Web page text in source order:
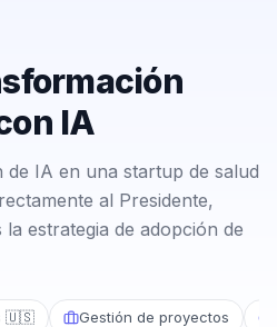
IA
IA en una startup de salud
al Presidente,
estrategia de adopción de
🇺🇸 Gestión de proyectos